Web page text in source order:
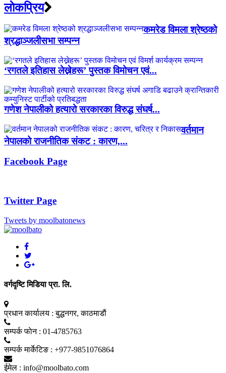
लाेकप्रिय
कमरेड विमला श्रेष्ठको
श्रद्धाञ्जलीसभा सम्पन्न
‘रगतले इतिहास लेख्नेहरू’ पुस्तक विमोचन एवं...
गणेश नेपालीको हत्यारो सरकारका विरुद्ध संघर्ष...
वर्तमान
नेपालको राजनीतिक संकट : कारण,...
Facebook Page
Twitter Page
Tweets by moolbatonews
वर्गदृष्टि मिडिया प्रा. लि.
प्रधान कार्यालय : बुद्धनगर, काठमाडाैं
सम्पर्क फाेन : 01-4785763
सम्पर्क मार्केटिङ : +977-9851076864
ईमेल : info@moolbato.com